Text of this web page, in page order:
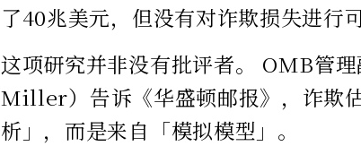
了40兆美元，但没有对诈欺损失进行
这项研究并非没有批评者。 OMB管
Miller）告诉《华盛顿邮报》，诈欺
析」，而是来自「模拟模型」。